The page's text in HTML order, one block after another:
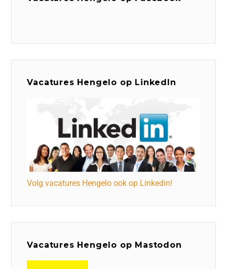
Vacatures Hengelo op LinkedIn
Volg vacatures Hengelo ook op Linkedin!
Vacatures Hengelo op Mastodon